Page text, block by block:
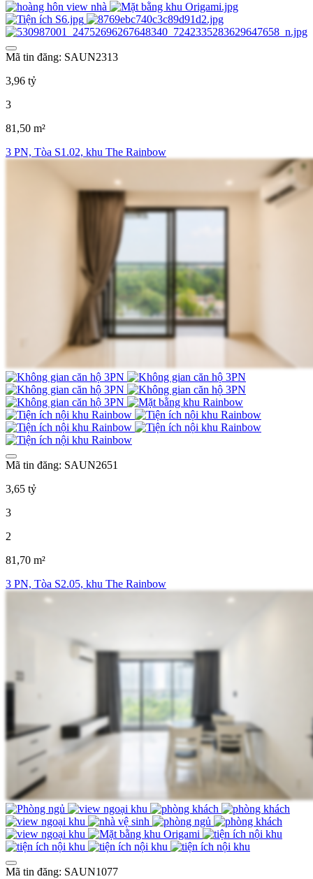
Mã tin đăng: SAUN2313
3,96 tỷ
3
81,50 m²
3 PN, Tòa S1.02, khu The Rainbow
Mã tin đăng: SAUN2651
3,65 tỷ
3
2
81,70 m²
3 PN, Tòa S2.05, khu The Rainbow
Mã tin đăng: SAUN1077